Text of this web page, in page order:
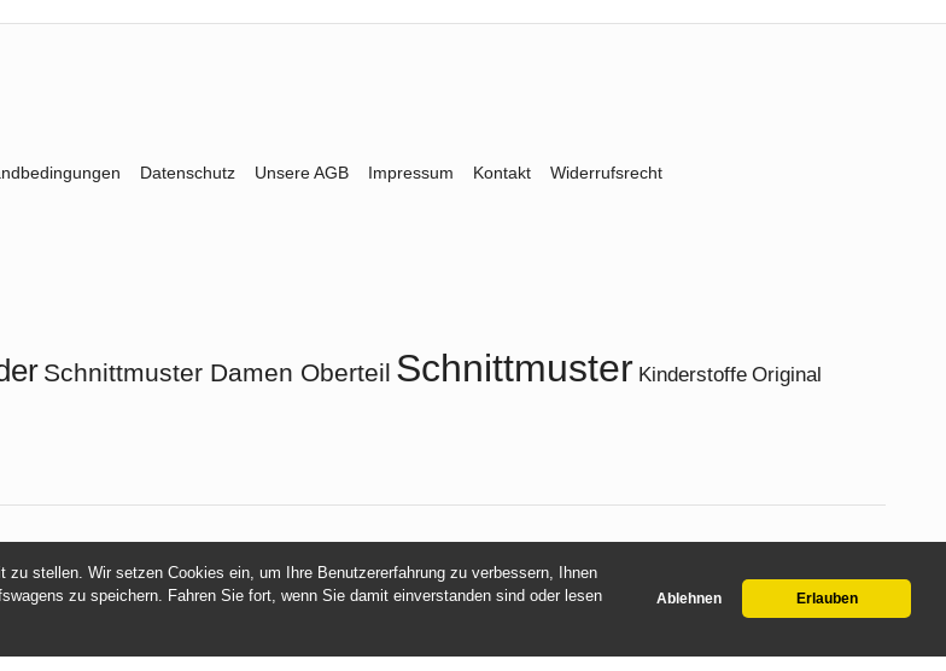
stellen. Wir setzen Cookies ein, um Ihre Benutzererfahrung zu verbessern, Ihnen
zu speichern. Fahren Sie fort, wenn Sie damit einverstanden sind oder lesen
Ablehnen Erlauben
Datenschutz Unsere AGB Impressum Kontakt Widerrufsrecht
Schnittmuster Damen Oberteil Schnittmuster Kinderstoffe Original
© 2026 -mamasliebchen.de